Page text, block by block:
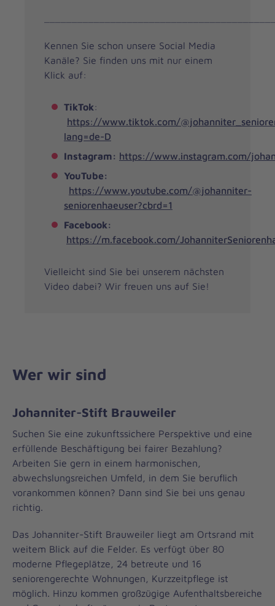
Kennen Sie schon unsere Social Media
Kanäle? Sie finden uns mit nur einem
Klick auf:
TikTok:
https://www.tiktok.com/
lang=de-D
Instagram: https://www.instagram.com/
YouTube:
https://www.youtube.com/@johanniter-
seniorenhaeuser?cbrd=1
Facebook:
https://m.facebook.com/
Vielleicht sind Sie bei unserem nächsten
Video dabei? Wir freuen uns auf Sie!
Wer wir sind
Johanniter-Stift Brauweiler
Suchen Sie eine zukunftssichere Perspektive und eine
erfüllende Beschäftigung bei fairer Bezahlung?
Arbeiten Sie gern in einem harmonischen,
abwechslungsreichen Umfeld, in dem Sie beruflich
vorankommen können? Dann sind Sie bei uns genau
richtig.
Das Johanniter-Stift Brauweiler liegt am Ortsrand mit
weitem Blick auf die Felder. Es verfügt über 80
moderne Pflegeplätze, 24 betreute und 16
seniorengerechte Wohnungen, Kurzzeitpflege ist
möglich. Hinzu kommen großzügige Aufenthaltsbereiche